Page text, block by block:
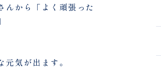
んから「よく頑張った
気が出ます。